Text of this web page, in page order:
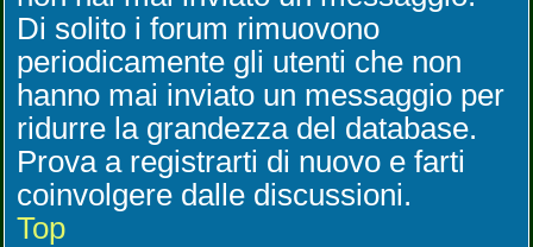
Di solito i forum rimuovono
periodicamente gli utenti che non
hanno mai inviato un messaggio per
ridurre la grandezza del database.
Prova a registrarti di nuovo e farti
coinvolgere dalle discussioni.
Top